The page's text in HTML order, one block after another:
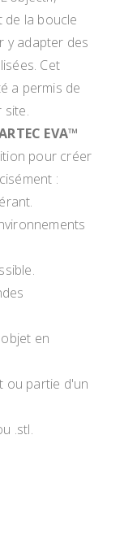
de la boucle
y adapter des
Cet
a permis de
site.
EVA™
pour créer
:
en
ou partie d'un
.stl.